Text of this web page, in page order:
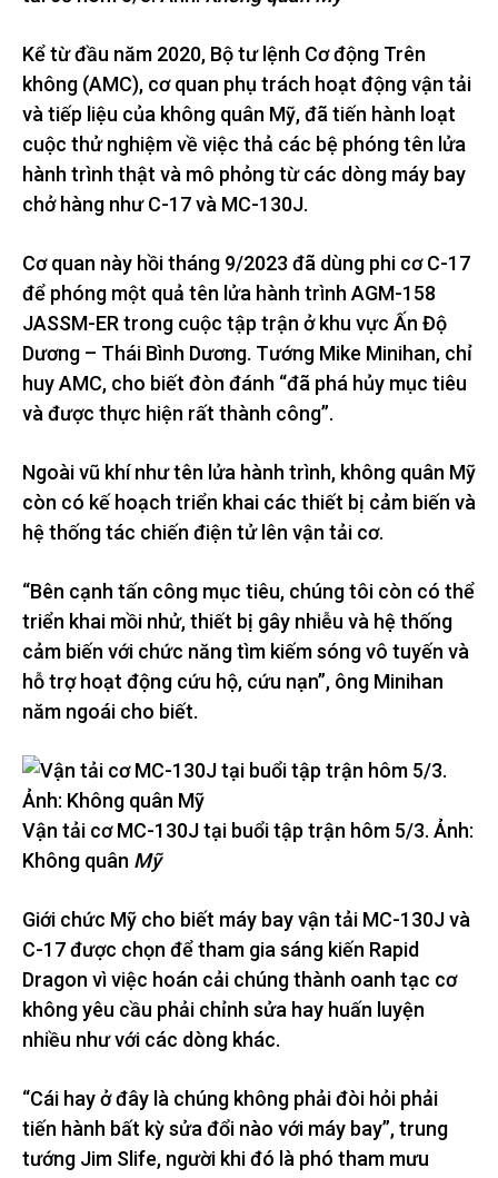
Kể từ đầu năm 2020, Bộ tư lệnh Cơ động Trên
không (AMC), cơ quan phụ trách hoạt động vận tải
và tiếp liệu của không quân Mỹ, đã tiến hành loạt
cuộc thử nghiệm về việc thả các bệ phóng tên lửa
hành trình thật và mô phỏng từ các dòng máy bay
chở hàng như C-17 và MC-130J.
Cơ quan này hồi tháng 9/2023 đã dùng phi cơ C-17
để phóng một quả tên lửa hành trình AGM-158
JASSM-ER trong cuộc tập trận ở khu vực Ấn Độ
Dương – Thái Bình Dương. Tướng Mike Minihan, chỉ
huy AMC, cho biết đòn đánh “đã phá hủy mục tiêu
và được thực hiện rất thành công”.
Ngoài vũ khí như tên lửa hành trình, không quân Mỹ
còn có kế hoạch triển khai các thiết bị cảm biến và
hệ thống tác chiến điện tử lên vận tải cơ.
“Bên cạnh tấn công mục tiêu, chúng tôi còn có thể
triển khai mồi nhử, thiết bị gây nhiễu và hệ thống
cảm biến với chức năng tìm kiếm sóng vô tuyến và
hỗ trợ hoạt động cứu hộ, cứu nạn”, ông Minihan
năm ngoái cho biết.
Vận tải cơ MC-130J tại buổi tập trận hôm 5/3. Ảnh:
Không quân Mỹ
Giới chức Mỹ cho biết máy bay vận tải MC-130J và
C-17 được chọn để tham gia sáng kiến Rapid
Dragon vì việc hoán cải chúng thành oanh tạc cơ
không yêu cầu phải chỉnh sửa hay huấn luyện
nhiều như với các dòng khác.
“Cái hay ở đây là chúng không phải đòi hỏi phải
tiến hành bất kỳ sửa đổi nào với máy bay”, trung
tướng Jim Slife, người khi đó là phó tham mưu